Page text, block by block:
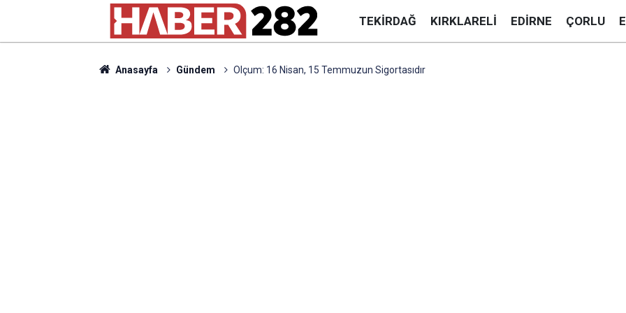
TEKIRDAĞ KIRKLARELI EDIRNE ÇORLU
Anasayfa Gündem Olçum: 16 Nisan, 15 Temmuzun Sigortasıdır